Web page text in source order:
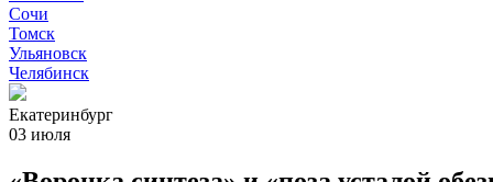
Сочи
Томск
Ульяновск
Челябинск
Екатеринбург
03 июля